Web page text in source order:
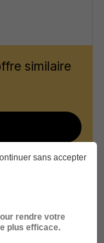
similaire
sans accepter
rendre votre
plus efficace.